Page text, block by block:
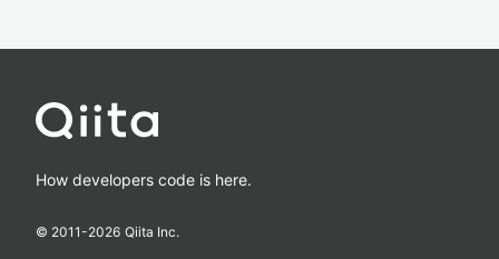
How developers code is here.
© 2011-2026 Qiita Inc.